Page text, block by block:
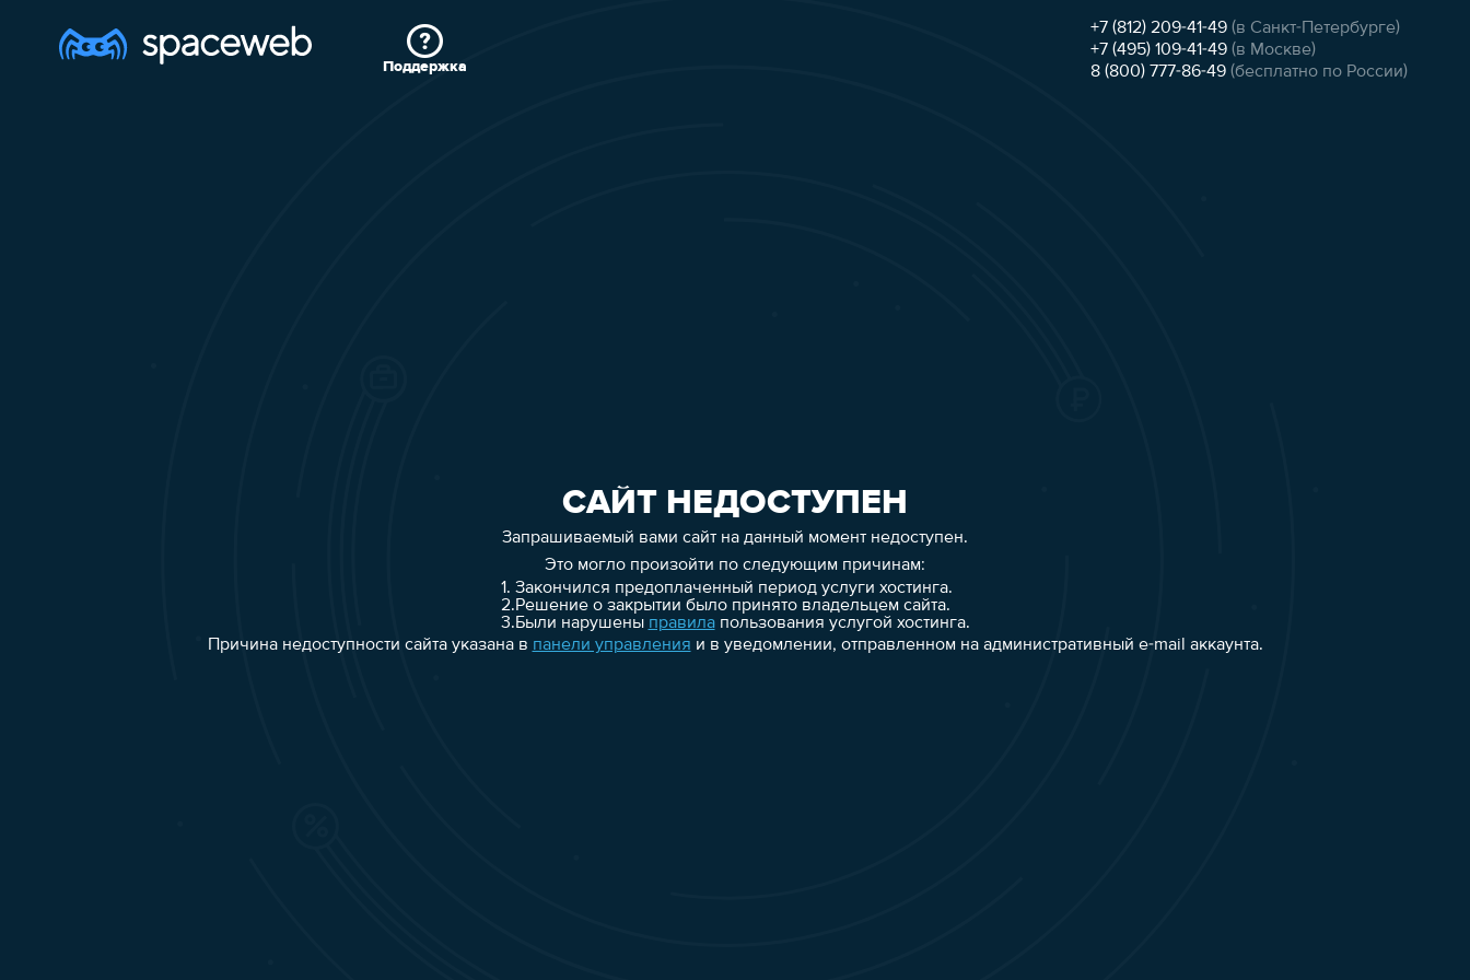
Поддержка
+7 (812) 209-41-49 (в Санкт-Петербурге)
+7 (495) 109-41-49 (в Москве)
8 (800) 777-86-49 (бесплатно по России)
САЙТ НЕДОСТУПЕН
Запрашиваемый вами сайт на данный момент недоступен.
Это могло произойти по следующим причинам:
1. Закончился предоплаченный период услуги хостинга.
2.Решение о закрытии было принято владельцем сайта.
3.Были нарушены правилапользования услугой хостинга.
Причина недоступности сайта указана в панели управления и в уведомлении, отправленном на административный e-mail аккаунта.